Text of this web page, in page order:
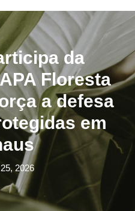
da
Floresta
a defesa
em
2026